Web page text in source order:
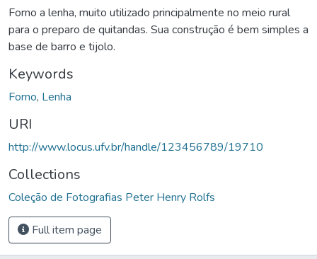
Forno a lenha, muito utilizado principalmente no meio rural
para o preparo de quitandas. Sua construção é bem simples a
base de barro e tijolo.
Keywords
Forno, Lenha
URI
http://www.locus.ufv.br/handle/123456789/19710
Collections
Coleção de Fotografias Peter Henry Rolfs
Full item page